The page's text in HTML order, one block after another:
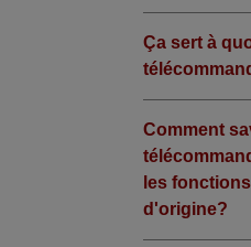
Ça sert à
Comment
les
d'origine?